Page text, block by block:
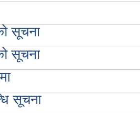
सूचना
सूचना
सूचना